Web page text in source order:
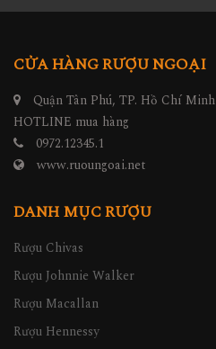
CỬA HÀNG RƯỢU NGOẠI
Quận Tân Phú, TP. Hồ Chí Minh
HOTLINE mua hàng
0972.12345.1
www.ruoungoai.net
DANH MỤC RƯỢU
Rượu Chivas
Rượu Johnnie Walker
Rượu Macallan
Rượu Hennessy